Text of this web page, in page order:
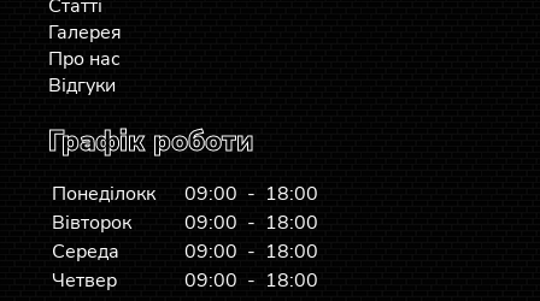
Статті
Галерея
Про нас
Відгуки
Графік роботи
Понеділокк
09:00 - 18:00
Вівторок
09:00 - 18:00
Середа
09:00 - 18:00
Четвер
09:00 - 18:00